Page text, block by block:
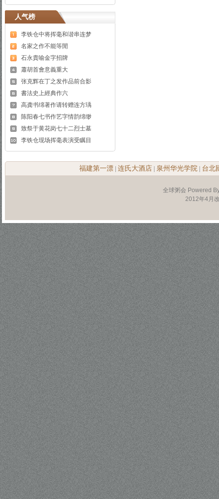
人气榜
李铁仓中将挥毫和谐串连梦
名家之作不能等閒
石永貴喻金字招牌
蕭胡首會意義重大
张克辉在丁之发作品前合影
書法史上經典作六
高龚书绵著作请转赠连方瑀
陈阳春七书作艺字情韵绵缈
致祭于黄花岗七十二烈士墓
李铁仓现场挥毫表演受瞩目
福建第一漂 连氏大酒店 泉州华光学院 台北
全球粥会 Powered
2012年4月